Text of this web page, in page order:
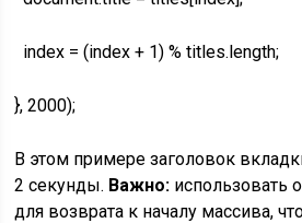
index = (index + 1) % titles.length;
}, 2000);
В этом примере заголовок
2 секунды. Важно: использовать
для возврата к началу массива,